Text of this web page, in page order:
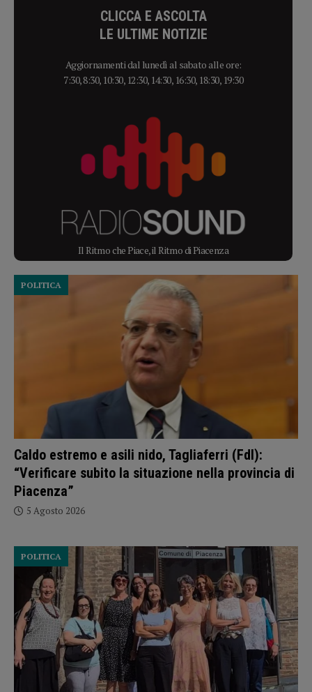
CLICCA E ASCOLTA
LE ULTIME NOTIZIE
Aggiornamenti dal lunedì al sabato alle ore:
7:30, 8:30, 10:30, 12:30, 14:30, 16:30, 18:30, 19:30
Il Ritmo che Piace, il Ritmo di Piacenza
Caldo estremo e asili nido, Tagliaferri (FdI):
“Verificare subito la situazione nella provincia di
Piacenza”
POLITICA
5 Agosto 2026
POLITICA